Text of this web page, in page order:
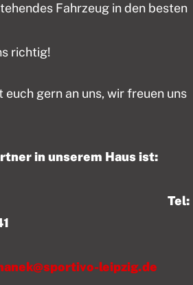
Fahrzeug in den besten
richtig!
euch gern an uns, wir freuen uns
in unserem Haus ist:
leipzig.de